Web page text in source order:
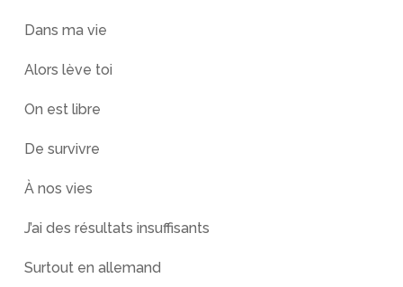
Dans ma vie
Alors lève toi
On est libre
De survivre
À nos vies
J’ai des résultats insuffisants
Surtout en allemand